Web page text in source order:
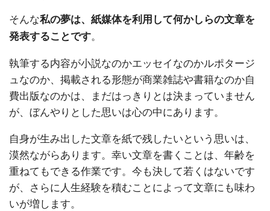
そんな私の夢は、紙媒体を利用して何かしらの文章を
発表することです。
執筆する内容が小説なのかエッセイなのかルポタージ
ュなのか、掲載される形態が商業雑誌や書籍なのか自
費出版なのかは、まだはっきりとは決まっていません
が、ぼんやりとした思いは心の中にあります。
自身が生み出した文章を紙で残したいという思いは、
漠然ながらあります。幸い文章を書くことは、年齢を
重ねてもできる作業です。今も決して若くはないです
が、さらに人生経験を積むことによって文章にも味わ
いが増します。